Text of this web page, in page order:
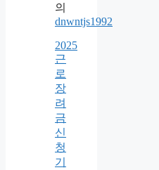
의
dnwntjs1992
2025
근
로
장
려
금
신
청
기